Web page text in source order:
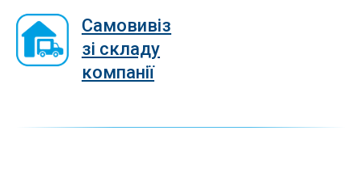
Самовивіз
зі складу
компанії